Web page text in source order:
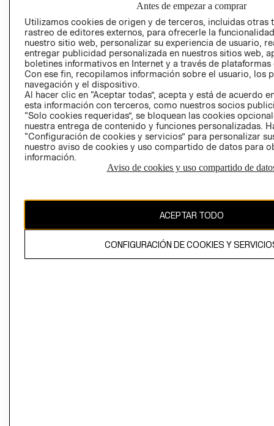
GIFT CARD
AVISO DE
Perú (S/)
CAMBIAR REGIÓN
propiedad de H&M Hennes & Mauritz AB
Antes de empezar a comprar
Utilizamos cookies de origen y de terceros, incluidas otras
rastreo de editores externos, para ofrecerle la
nuestro sitio web, personalizar su experiencia de usuario,
entregar publicidad personalizada en nuestros sitios web,
boletines informativos en Internet y a través de plataformas
Con ese fin, recopilamos información sobre el usuario, los
navegación y el dispositivo.
Al hacer clic en “Aceptar todas”, acepta y está de acuerdo
esta información con terceros, como nuestros socios
“Solo cookies requeridas”, se bloquean las cookies
nuestra entrega de contenido y funciones personalizadas.
“Configuración de cookies y servicios” para personalizar
nuestro aviso de cookies y uso compartido de datos para
información.
Aviso de cookies y uso compartido de
ACEPTAR TODO
CONFIGURACIÓN DE COOKIES Y